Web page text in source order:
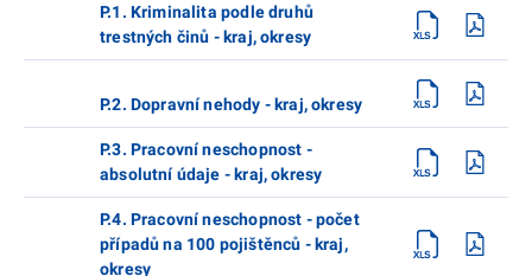
P.1. Kriminalita podle druhů
trestných činů - kraj, okresy
P.2. Dopravní nehody - kraj, okresy
P.3. Pracovní neschopnost -
absolutní údaje - kraj, okresy
P.4. Pracovní neschopnost - počet
případů na 100 pojištěnců - kraj,
okresy